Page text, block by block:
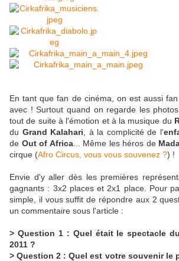
En tant que fan de cinéma, on est aussi
avec ! Surtout quand on regarde les
tout de suite à l'émotion et à la musique du
du Grand Kalahari , à la complicité de l'
de Out of Africa... Même les héros de
cirque (Afro Circus, vous vous souvenez ?) !
Envie d'y aller dès les premières
gagnants : 3x2 places et 2x1 place. Pour
simple, il vous suffit de répondre aux 2
un commentaire sous l'article :
> Question 1 : Quel était le spectacle
2011 ?
> Question 2 : Quel est votre souvenir le